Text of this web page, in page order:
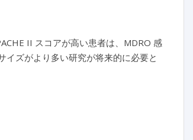
II スコアが高い患者は、MDRO 感
ズがより多い研究が将来的に必要と